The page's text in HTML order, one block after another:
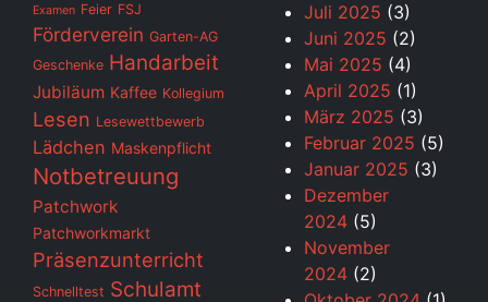
Examen Feier FSJ
Förderverein Garten-AG
Geschenke Handarbeit
Jubiläum Kaffee Kollegium
Lesen Lesewettbewerb
Lädchen Maskenpflicht
Notbetreuung
Patchwork
Patchworkmarkt
Präsenzunterricht
Schnelltest Schulamt
Juli 2025 (3)
Juni 2025 (2)
Mai 2025 (4)
April 2025 (1)
März 2025 (3)
Februar 2025 (5)
Januar 2025 (3)
Dezember
2024 (5)
November
2024 (2)